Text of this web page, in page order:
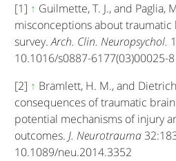
[1] ↑ Guilmette, T. J., and Paglia,
misconceptions about
survey.Arch. Clin. Neuropsychol.
10.1016/s0887-6177(03)00025-8
[2] ↑ Bramlett, H. M., and
consequences of traumatic
potential mechanisms of injury
outcomes.J. Neurotrauma
10.1089/neu.2014.3352